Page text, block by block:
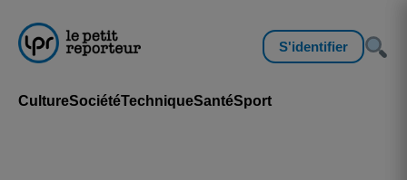
S'identifier
CultureSociétéTechniqueSantéSport